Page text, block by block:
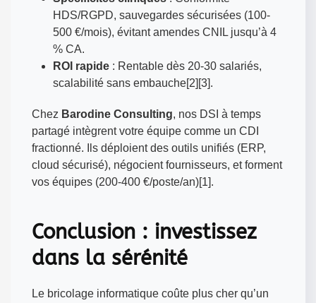
HDS/RGPD, sauvegardes sécurisées (100-
500 €/mois), évitant amendes CNIL jusqu’à 4
% CA.
ROI rapide : Rentable dès 20-30 salariés,
scalabilité sans embauche[2][3].
Chez Barodine Consulting, nos DSI à temps
partagé intègrent votre équipe comme un CDI
fractionné. Ils déploient des outils unifiés (ERP,
cloud sécurisé), négocient fournisseurs, et forment
vos équipes (200-400 €/poste/an)[1].
Conclusion : investissez
dans la sérénité
Le bricolage informatique coûte plus cher qu’un